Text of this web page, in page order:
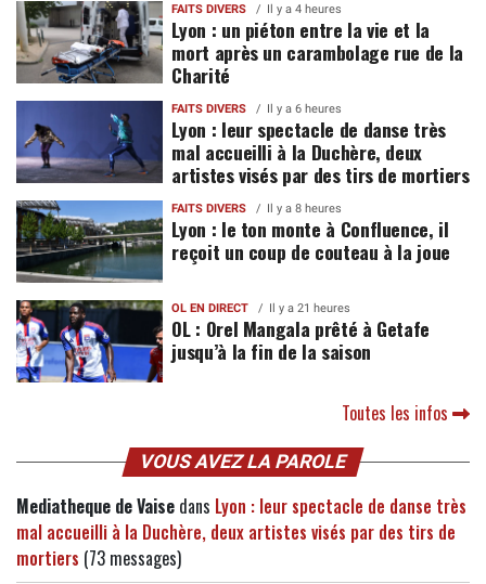
FAITS DIVERS Il y a 4 heures
Lyon : un piéton entre la vie et la
mort après un carambolage rue de la
Charité
FAITS DIVERS Il y a 6 heures
Lyon : leur spectacle de danse très
mal accueilli à la Duchère, deux
artistes visés par des tirs de mortiers
FAITS DIVERS Il y a 8 heures
Lyon : le ton monte à Confluence, il
reçoit un coup de couteau à la joue
OL EN DIRECT Il y a 21 heures
OL : Orel Mangala prêté à Getafe
jusqu’à la fin de la saison
Toutes les infos
VOUS AVEZ LA PAROLE
Mediatheque de Vaise dans Lyon : leur spectacle de danse très
mal accueilli à la Duchère, deux artistes visés par des tirs de
mortiers (73 messages)